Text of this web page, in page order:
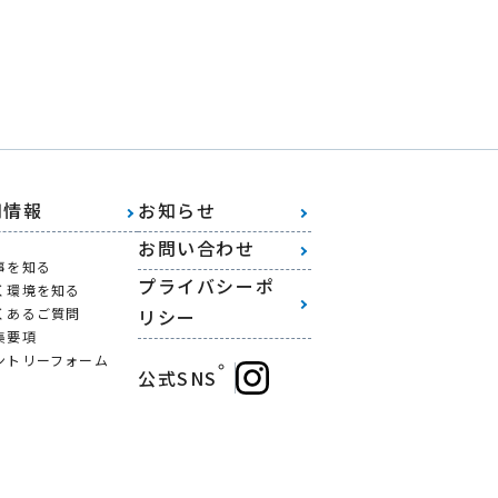
報
を知る
環境を知る
あるご質問
要項
トリーフォーム
お知らせ
お問い合わせ
プライバシーポ
リシー
公式SNS